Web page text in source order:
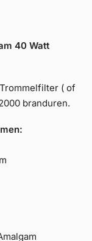
40 Watt
( of
branduren.